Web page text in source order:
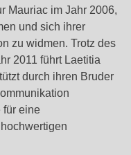
Mauriac im Jahr 2006,
und sich ihrer
zu widmen. Trotz des
2011 führt Laetitia
durch ihren Bruder
für eine